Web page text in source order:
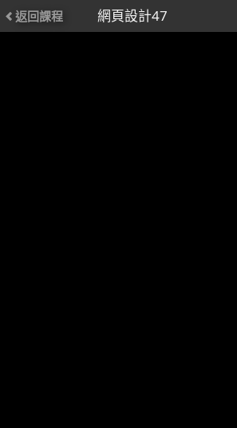
返回課程 網頁設計47